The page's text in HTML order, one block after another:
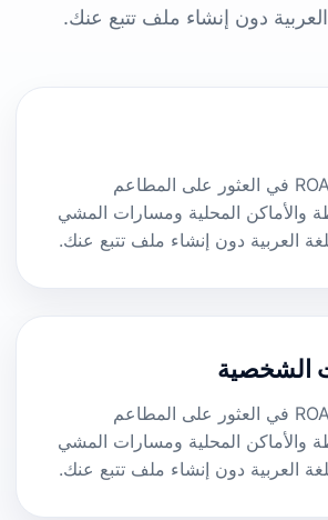
دون إنشاء ملف تتبع عنك.
يساعدك ROAMN AI في العثور على المطاعم
والأماكن المحلية ومسارات المشي
العربية دون إنشاء ملف تتبع عنك.
الشخصية
يساعدك ROAMN AI في العثور على المطاعم
والأماكن المحلية ومسارات المشي
العربية دون إنشاء ملف تتبع عنك.